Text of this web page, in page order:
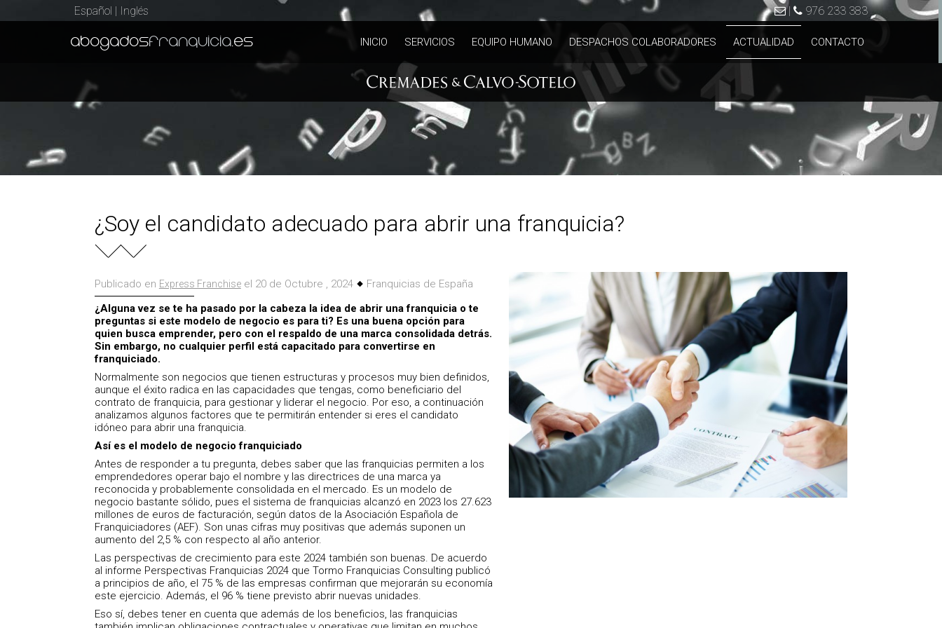
Español | Inglés | 976 233 383
abogadosfranquicia.es INICIO SERVICIOS EQUIPO HUMANO DESPACHOS COLABORADORES ACTUALIDAD CONTACTO
¿Soy el candidato adecuado para abrir una franquicia?
Publicado en Express Franchiseel 20 de Octubre , 2024
Franquicias de España
¿Alguna vez se te ha pasado por la cabeza la idea de abrir una franquicia o te
preguntas si este modelo de negocio es para ti? Es una buena opción para
quien busca emprender, pero con el respaldo de una marca consolidada detrás.
Sin embargo, no cualquier perfil está capacitado para convertirse en
franquiciado.
Normalmente son negocios que tienen estructuras y procesos muy bien definidos,
aunque el éxito radica en las capacidades que tengas, como beneficiario del
contrato de franquicia, para gestionar y liderar el negocio. Por eso, a continuación
analizamos algunos factores que te permitirán entender si eres el candidato
idóneo para abrir una franquicia.
Así es el modelo de negocio franquiciado
Antes de responder a tu pregunta, debes saber que las franquicias permiten a los
emprendedores operar bajo el nombre y las directrices de una marca ya
reconocida y probablemente consolidada en el mercado. Es un modelo de
negocio bastante sólido, pues el sistema de franquicias alcanzó en 2023 los 27.623
millones de euros de facturación, según datos de la Asociación Española de
Franquiciadores (AEF). Son unas cifras muy positivas que además suponen un
aumento del 2,5 % con respecto al año anterior.
Las perspectivas de crecimiento para este 2024 también son buenas. De acuerdo
al informe Perspectivas Franquicias 2024 que Tormo Franquicias Consulting publicó
a principios de año, el 75 % de las empresas confirman que mejorarán su economía
este ejercicio. Además, el 96 % tiene previsto abrir nuevas unidades.
Eso sí, debes tener en cuenta que además de los beneficios, las franquicias